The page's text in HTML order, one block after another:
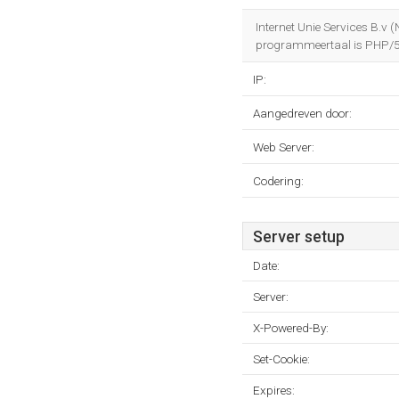
Internet Unie Services B.v
programmeertaal is PHP/
IP:
Aangedreven door:
Web Server:
Codering:
Server setup
Date:
Server:
X-Powered-By:
Set-Cookie:
Expires: